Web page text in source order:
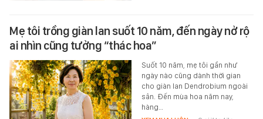
Mẹ tôi trồng giàn lan suốt 10 năm, đến ngày nở rộ
ai nhìn cũng tưởng “thác hoa”
Suốt 10 năm, mẹ tôi gần như
ngày nào cũng dành thời gian
cho giàn lan Dendrobium ngoài
sân. Đến mùa hoa năm nay,
hàng…